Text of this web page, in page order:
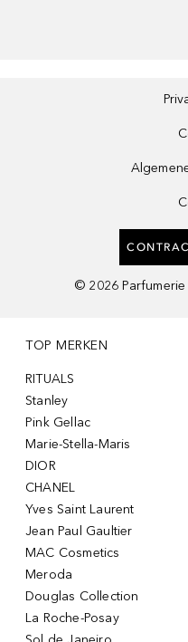
© 2026
TOP MERKEN
RITUALS
Stanley
Pink Gellac
Marie-Stella-Maris
DIOR
CHANEL
Yves Saint Laurent
Jean Paul Gaultier
MAC Cosmetics
Meroda
Douglas Collection
La Roche-Posay